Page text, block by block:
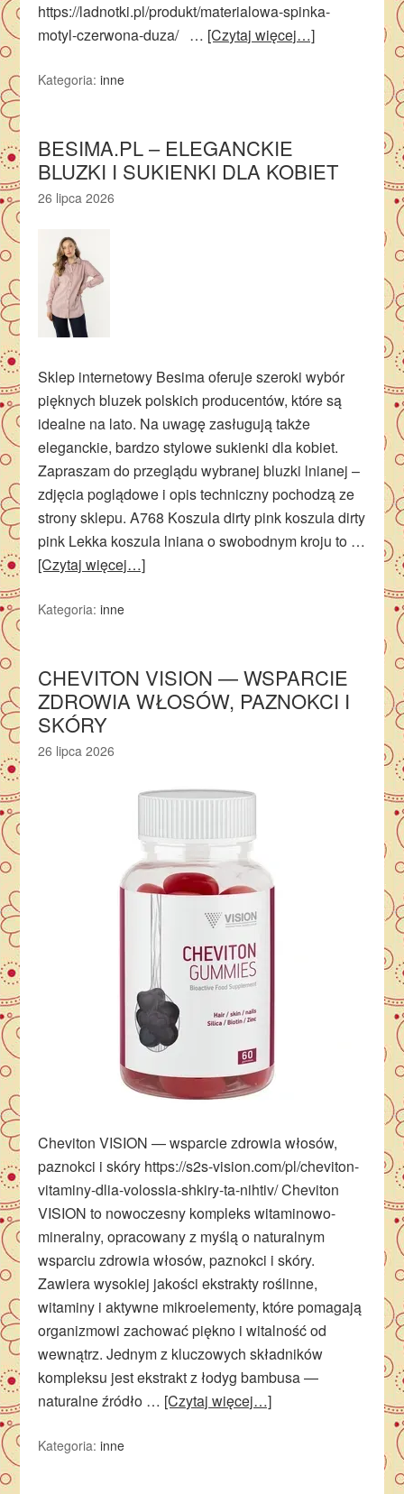
https://ladnotki.pl/produkt/materialowa-spinka-
motyl-czerwona-duza/ … [Czytaj więcej…]
Kategoria:inne
BESIMA.PL – ELEGANCKIE
BLUZKI I SUKIENKI DLA KOBIET
26 lipca 2026
Sklep internetowy Besima oferuje szeroki wybór
pięknych bluzek polskich producentów, które są
idealne na lato. Na uwagę zasługują także
eleganckie, bardzo stylowe sukienki dla kobiet.
Zapraszam do przeglądu wybranej bluzki lnianej –
zdjęcia poglądowe i opis techniczny pochodzą ze
strony sklepu. A768 Koszula dirty pink koszula dirty
pink Lekka koszula lniana o swobodnym kroju to …
[Czytaj więcej…]
Kategoria:inne
CHEVITON VISION — WSPARCIE
ZDROWIA WŁOSÓW, PAZNOKCI I
SKÓRY
26 lipca 2026
Cheviton VISION — wsparcie zdrowia włosów,
paznokci i skóry https://s2s-vision.com/pl/cheviton-
vitaminy-dlia-volossia-shkiry-ta-nihtiv/ Cheviton
VISION to nowoczesny kompleks witaminowo-
mineralny, opracowany z myślą o naturalnym
wsparciu zdrowia włosów, paznokci i skóry.
Zawiera wysokiej jakości ekstrakty roślinne,
witaminy i aktywne mikroelementy, które pomagają
organizmowi zachować piękno i witalność od
wewnątrz. Jednym z kluczowych składników
kompleksu jest ekstrakt z łodyg bambusa —
naturalne źródło … [Czytaj więcej…]
Kategoria:inne